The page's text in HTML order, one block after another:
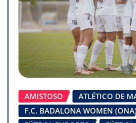
AMISTOSO
ATLÉTICO DE
F.C. BADALONA WOMEN